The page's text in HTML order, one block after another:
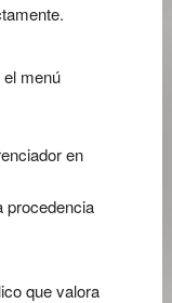
menú
en
procedencia
que valora